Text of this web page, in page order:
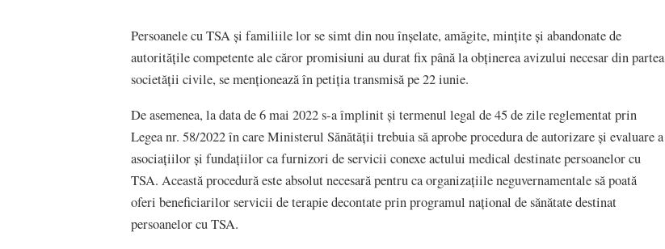
Persoanele cu TSA și familiile lor se simt din nou înșelate, amăgite, mințite și abandonate de
autoritățile competente ale căror promisiuni au durat fix până la obținerea avizului necesar din partea
societății civile, se menționează în petiția transmisă pe 22 iunie.
De asemenea, la data de 6 mai 2022 s-a împlinit și termenul legal de 45 de zile reglementat prin
Legea nr. 58/2022 în care Ministerul Sănătății trebuia să aprobe procedura de autorizare şi evaluare a
asociațiilor și fundațiilor ca furnizori de servicii conexe actului medical destinate persoanelor cu
TSA. Această procedură este absolut necesară pentru ca organizațiile neguvernamentale să poată
oferi beneficiarilor servicii de terapie decontate prin programul național de sănătate destinat
persoanelor cu TSA.